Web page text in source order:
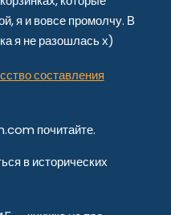
я и вовсе промолчу. В
я не разошлась х)
составления
почитайте.
в исторических